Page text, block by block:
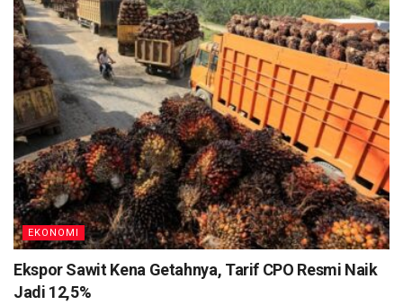
EKONOMI
Ekspor Sawit Kena Getahnya, Tarif CPO Resmi Naik
Jadi 12,5%